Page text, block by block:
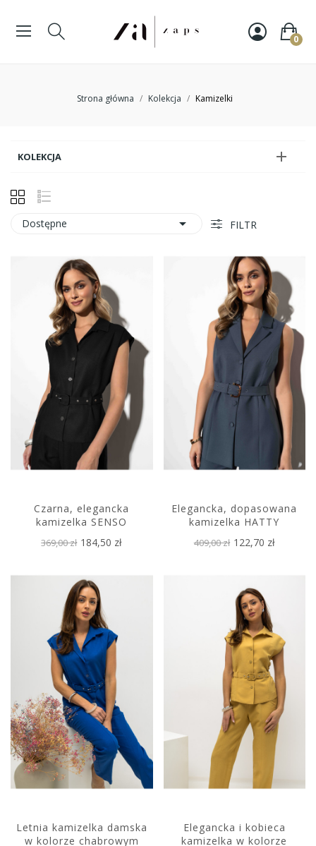
0
Strona główna Kolekcja Kamizelki
KOLEKCJA 
Dostępne  FILTR
Czarna, elegancka
kamizelka SENSO
369,00 zł 184,50 zł
Elegancka, dopasowana
kamizelka HATTY
409,00 zł 122,70 zł
Letnia kamizelka damska
w kolorze chabrowym
Elegancka i kobieca
kamizelka w kolorze